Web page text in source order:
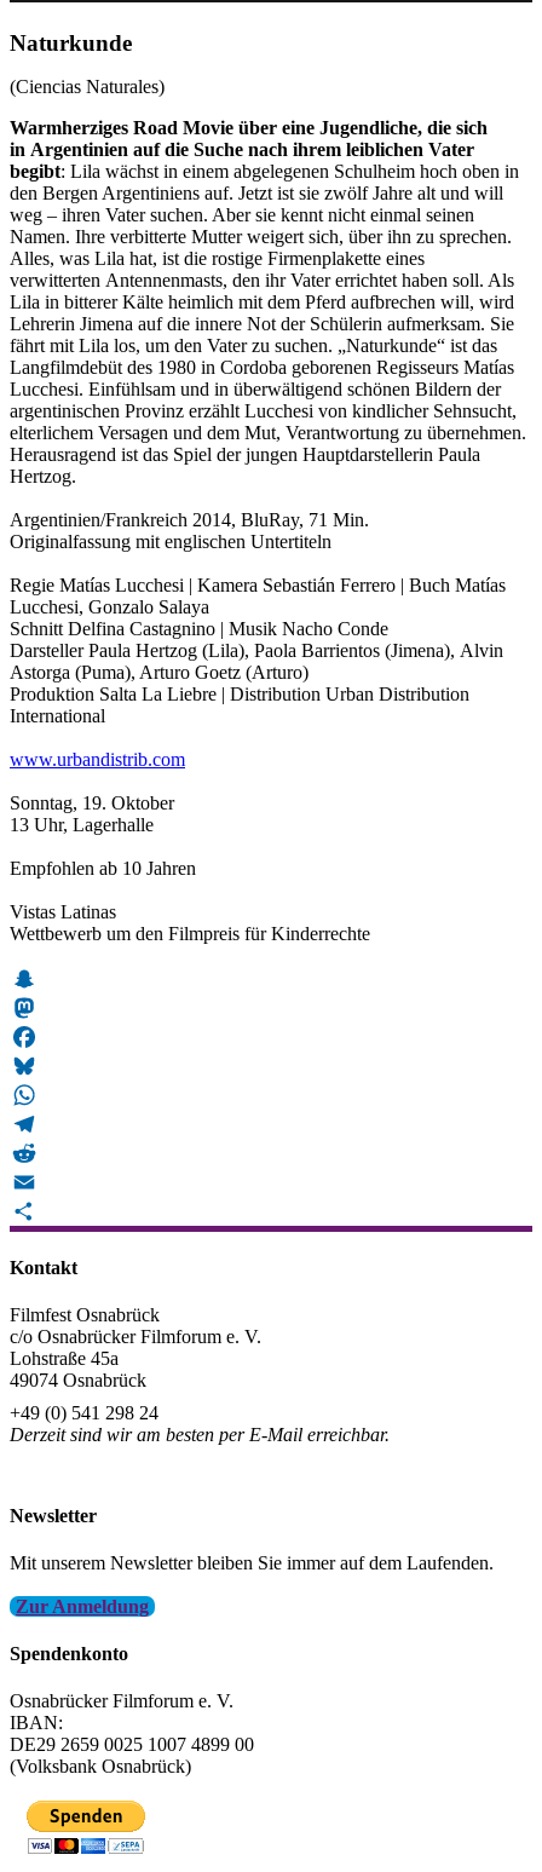
Naturkunde
(Ciencias Naturales)
Warmherziges Road Movie über eine Jugendliche, die sich
in Argentinien auf die Suche nach ihrem leiblichen Vater
begibt: Lila wächst in einem abgelegenen Schulheim hoch oben in
den Bergen Argentiniens auf. Jetzt ist sie zwölf Jahre alt und will
weg – ihren Vater suchen. Aber sie kennt nicht einmal seinen
Namen. Ihre verbitterte Mutter weigert sich, über ihn zu sprechen.
Alles, was Lila hat, ist die rostige Firmenplakette eines
verwitterten Antennenmasts, den ihr Vater errichtet haben soll. Als
Lila in bitterer Kälte heimlich mit dem Pferd aufbrechen will, wird
Lehrerin Jimena auf die innere Not der Schülerin aufmerksam. Sie
fährt mit Lila los, um den Vater zu suchen. „Naturkunde“ ist das
Langfilmdebüt des 1980 in Cordoba geborenen Regisseurs Matías
Lucchesi. Einfühlsam und in überwältigend schönen Bildern der
argentinischen Provinz erzählt Lucchesi von kindlicher Sehnsucht,
elterlichem Versagen und dem Mut, Verantwortung zu übernehmen.
Herausragend ist das Spiel der jungen Hauptdarstellerin Paula
Hertzog.
Argentinien/Frankreich 2014, BluRay, 71 Min.
Originalfassung mit englischen Untertiteln
Regie Matías Lucchesi | Kamera Sebastián Ferrero | Buch Matías
Lucchesi, Gonzalo Salaya
Schnitt Delfina Castagnino | Musik Nacho Conde
Darsteller Paula Hertzog (Lila), Paola Barrientos (Jimena), Alvin
Astorga (Puma), Arturo Goetz (Arturo)
Produktion Salta La Liebre | Distribution Urban Distribution
International
www.urbandistrib.com
Sonntag, 19. Oktober
13 Uhr, Lagerhalle
Empfohlen ab 10 Jahren
Vistas Latinas
Wettbewerb um den Filmpreis für Kinderrechte
Snapchat
Mastodon
Facebook
Bluesky
WhatsApp
Telegram
Reddit
Email
Kontakt
Filmfest Osnabrück
c/o Osnabrücker Filmforum e. V.
Lohstraße 45a
49074 Osnabrück
+49 (0) 541 298 24
Derzeit sind wir am besten per E-Mail erreichbar.
Newsletter
Mit unserem Newsletter bleiben Sie immer auf dem Laufenden.
Zur Anmeldung
Spendenkonto
Osnabrücker Filmforum e. V.
IBAN:
DE29 2659 0025 1007 4899 00
(Volksbank Osnabrück)